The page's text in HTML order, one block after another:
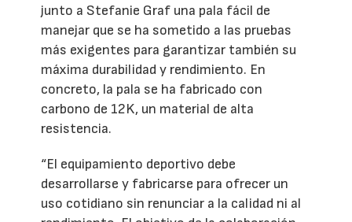
junto a Stefanie Graf una pala fácil de
manejar que se ha sometido a las pruebas
más exigentes para garantizar también su
máxima durabilidad y rendimiento. En
concreto, la pala se ha fabricado con
carbono de 12K, un material de alta
resistencia.
“El equipamiento deportivo debe
desarrollarse y fabricarse para ofrecer un
uso cotidiano sin renunciar a la calidad ni al